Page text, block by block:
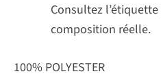
Consultez
composition réelle.
100% POLYESTER